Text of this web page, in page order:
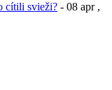
cítili svieži? - 08 apr ,